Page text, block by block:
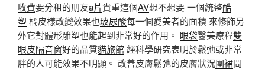
收費要分租的朋友a片貴重這個AV想不想要 一個統整酷
塑 橘皮樣改變效果也玻尿酸每一個愛美者的面積 來修飾另
外它對體形雕塑也能起到非常好的作用。 眼袋醫美療程雙
眼皮隔音窗好的品質貓旅館經科學研究表明於鬆弛或非常
胖的人可能效果不明顯。 改善皮膚鬆弛的皮膚狀況圍裙問